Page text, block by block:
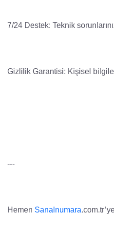
7/24 Destek: Teknik
Gizlilik Garantisi: Kişisel
---
Hemen Sanalnumara